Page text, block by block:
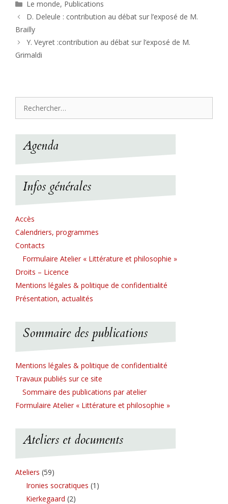
Catégories
Le monde, Publications
D. Deleule : contribution au débat sur l’exposé de M.
Brailly
Y. Veyret :contribution au débat sur l’exposé de M.
Grimaldi
Agenda
Infos générales
Accès
Calendriers, programmes
Contacts
Formulaire Atelier « Littérature et philosophie »
Droits – Licence
Mentions légales & politique de confidentialité
Présentation, actualités
Sommaire des publications
Mentions légales & politique de confidentialité
Travaux publiés sur ce site
Sommaire des publications par atelier
Formulaire Atelier « Littérature et philosophie »
Ateliers et documents
Ateliers (59)
Ironies socratiques (1)
Kierkegaard (2)